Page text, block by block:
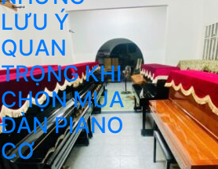
LƯU Ý
QUAN
TRỌNG KHI
CHỌN MUA
ĐÀN PIANO
CƠ